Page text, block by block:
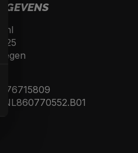
76715809